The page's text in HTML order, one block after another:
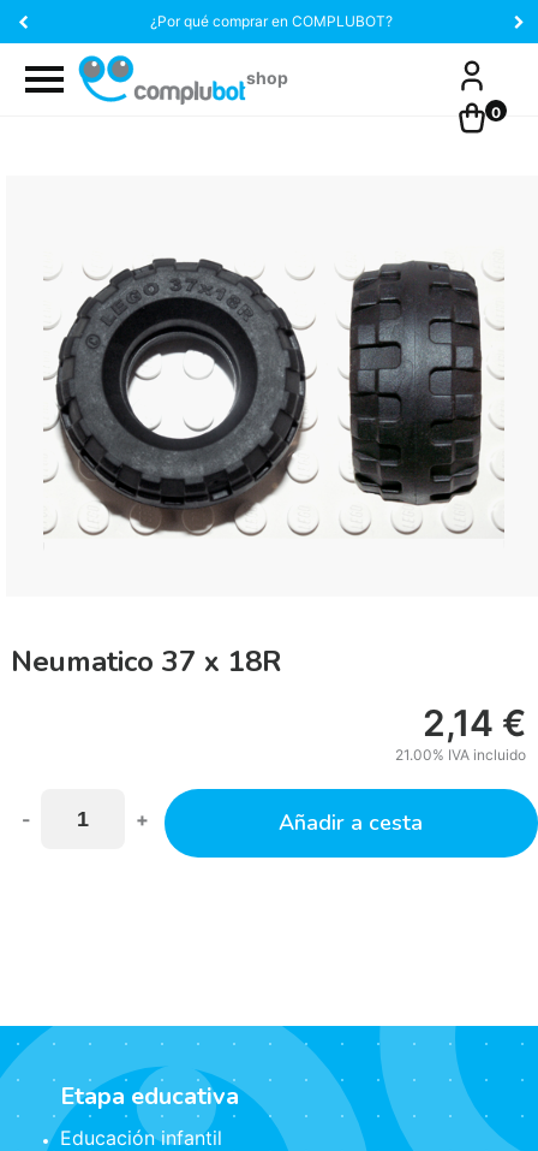
¿Por qué comprar en COMPLUBOT?
0
Neumatico 37 x 18R
2,14 €
21.00% IVA incluido
- + Añadir a cesta
Etapa educativa
Educación infantil